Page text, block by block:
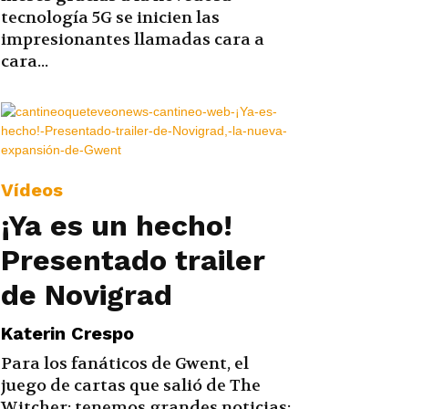
tecnología 5G se inicien las
impresionantes llamadas cara a
cara...
Vídeos
¡Ya es un hecho!
Presentado trailer
de Novigrad
Katerin Crespo
Para los fanáticos de Gwent, el
juego de cartas que salió de The